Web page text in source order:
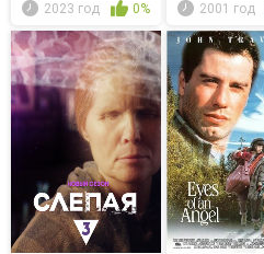
2023 год 0% 2001 год